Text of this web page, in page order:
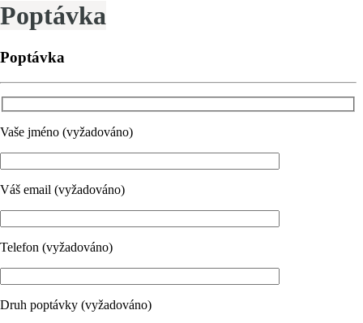
Poptávka
Poptávka
Vaše jméno (vyžadováno)
Váš email (vyžadováno)
Telefon (vyžadováno)
Druh poptávky (vyžadováno)